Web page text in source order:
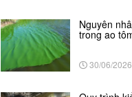
Nguyên
trong ao
30/06/2026